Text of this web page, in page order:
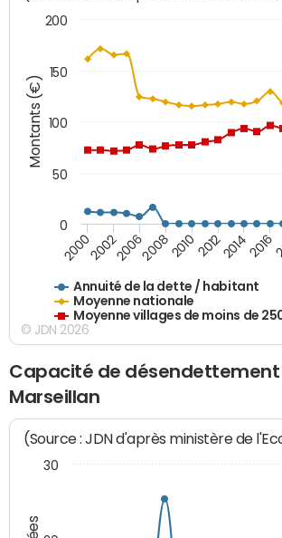
Montants (€)
Annuité de la dette / habitant
Moyenne nationale
Moyenne villages de moins de
20002002200620082010201220142016
0
50
100
150
200
© JDN 2026
Capacité de désendettement
Marseillan
(Source : JDN d'après ministère de
30